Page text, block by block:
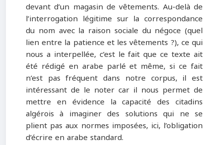
devant d’un magasin de vêtements. Au-delà de
l’interrogation légitime sur la correspondance
du nom avec la raison sociale du négoce (quel
lien entre la patience et les vêtements ?), ce qui
nous a interpellée, c’est le fait que ce texte ait
été rédigé en arabe parlé et même, si ce fait
n’est pas fréquent dans notre corpus, il est
intéressant de le noter car il nous permet de
mettre en évidence la capacité des citadins
algérois à imaginer des solutions qui ne se
plient pas aux normes imposées, ici, l’obligation
d’écrire en arabe standard.